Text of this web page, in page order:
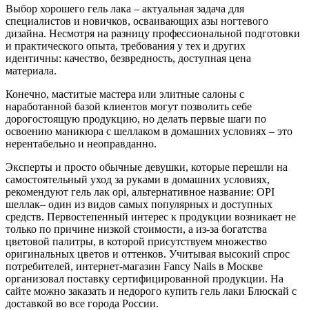
Выбор хорошего гель лака – актуальная задача для
специалистов и новичков, осваивающих азы ногтевого
дизайна. Несмотря на разницу профессиональной подготовки
и практического опыта, требования у тех и других
идентичны: качество, безвредность, доступная цена
материала.
Конечно, маститые мастера или элитные салоны с
наработанной базой клиентов могут позволить себе
дорогостоящую продукцию, но делать первые шаги по
освоению маникюра с шеллаком в домашних условиях – это
нерентабельно и неоправданно.
Эксперты и просто обычные девушки, которые перешли на
самостоятельный уход за руками в домашних условиях,
рекомендуют гель лак opi, альтернативное название: OPI
шеллак– один из видов самых популярных и доступных
средств. Первостепенный интерес к продукции возникает не
только по причине низкой стоимости, а из-за богатства
цветовой палитры, в которой присутствуем множество
оригинальных цветов и оттенков. Учитывая высокий спрос
потребителей, интернет-магазин Fancy Nails в Москве
организовал поставку сертифицированной продукции. На
сайте можно заказать и недорого купить гель лаки Блюскай с
доставкой во все города России.